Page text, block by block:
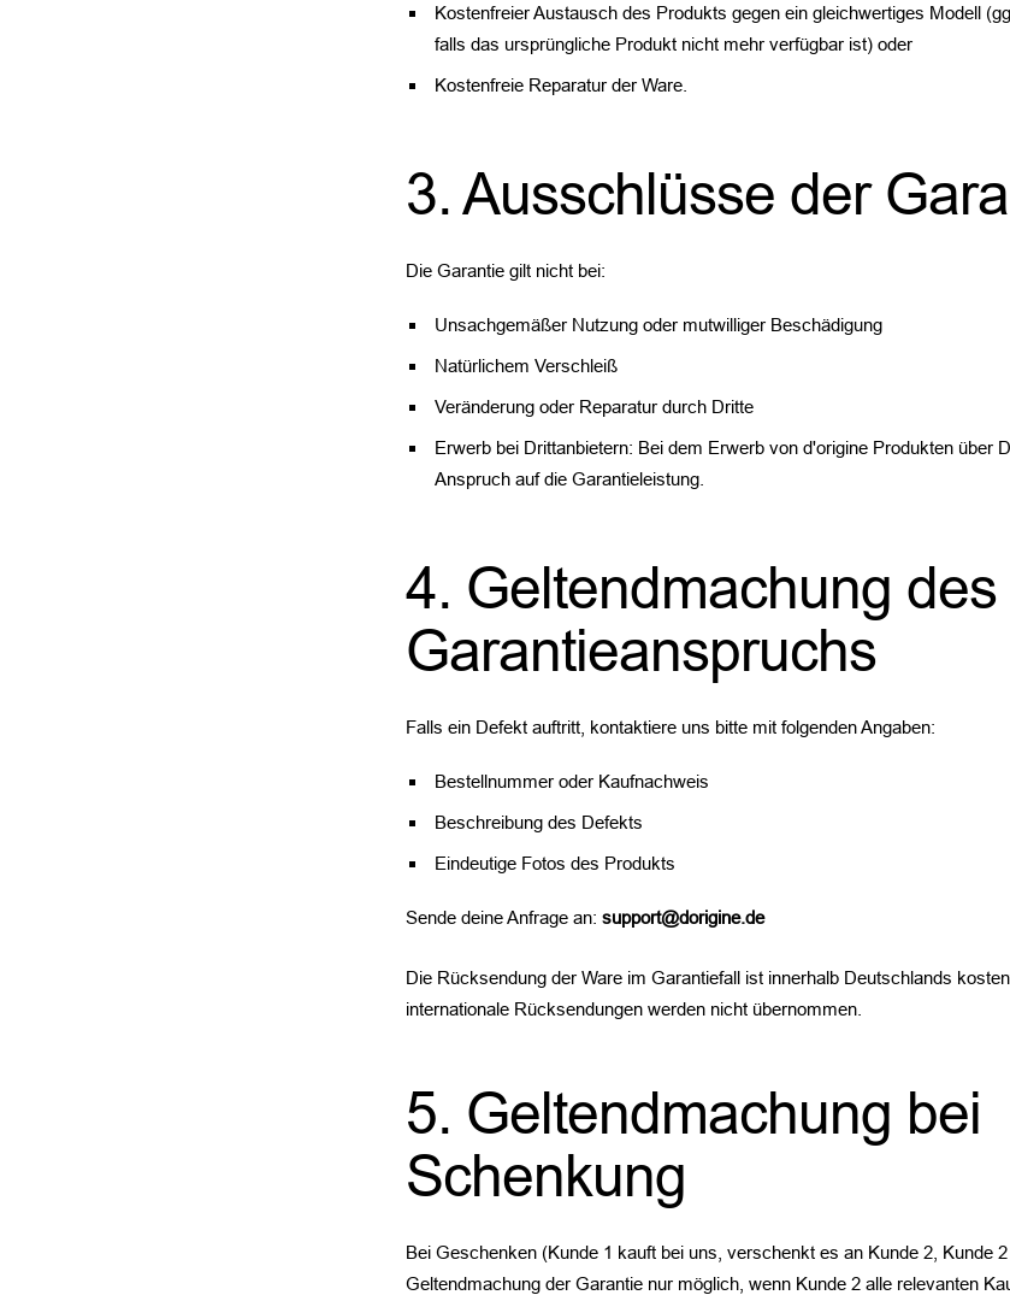
Kostenfreier Austausch des Produkts gegen ein gleichwertiges Modell
falls das ursprüngliche Produkt nicht mehr verfügbar ist) oder
Kostenfreie Reparatur der Ware.
3. Ausschlüsse der
Die Garantie gilt nicht bei:
Unsachgemäßer Nutzung oder mutwilliger Beschädigung
Natürlichem Verschleiß
Veränderung oder Reparatur durch Dritte
Erwerb bei Drittanbietern: Bei dem Erwerb von d'origine Produkten über
Anspruch auf die Garantieleistung.
4. Geltendmachung des
Garantieanspruchs
Falls ein Defekt auftritt, kontaktiere uns bitte mit folgenden Angaben:
Bestellnummer oder Kaufnachweis
Beschreibung des Defekts
Eindeutige Fotos des Produkts
Sende deine Anfrage an: support@dorigine.de
Die Rücksendung der Ware im Garantiefall ist innerhalb Deutschlands
internationale Rücksendungen werden nicht übernommen.
5. Geltendmachung bei
Schenkung
Bei Geschenken (Kunde 1 kauft bei uns, verschenkt es an Kunde 2, Kunde
Geltendmachung der Garantie nur möglich, wenn Kunde 2 alle relevanten